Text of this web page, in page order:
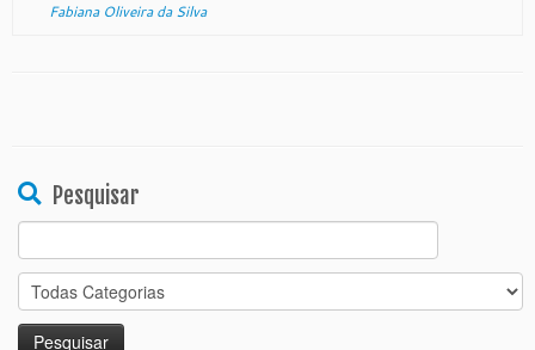
Fabiana Oliveira da Silva
Pesquisar
for: